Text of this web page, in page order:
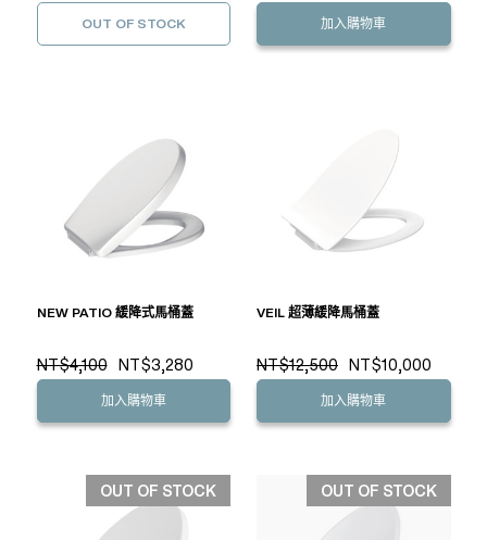
OUT OF STOCK 加入購物車
NEW PATIO 緩降式馬桶蓋
NT$4,100 NT$3,280
加入購物車
VEIL 超薄緩降馬桶蓋
NT$12,500 NT$10,000
加入購物車
OUT OF STOCK OUT OF STOCK